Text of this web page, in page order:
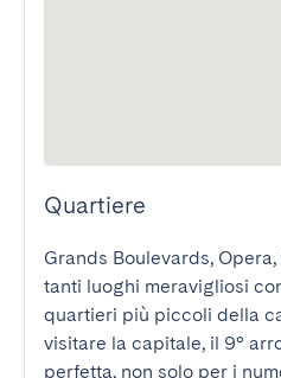
Quartiere
Grands Boulevards,
tanti luoghi meravigliosi
quartieri più piccoli della
visitare la capitale, il 9°
perfetta, non solo per i